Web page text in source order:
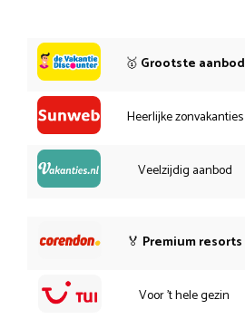
🥇 Grootste aanbod
Heerlijke zonvakanties
Veelzijdig aanbod
🏅 Premium resorts
Voor 't hele gezin